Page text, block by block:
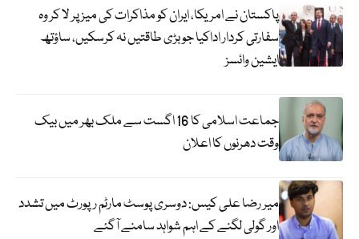
پاکستان نے امریکا، ایران کو مذاکرات کی میز پر لا کر وہ
سفارتی کردار اداکیا جو بڑی طاقتیں نہ کرسکیں، ساؤتھ
ایشین وائسز
جماعت اسلامی کا 16 اگست سے ملک بھر میں بیک
وقت دھرنوں کا اعلان
میر رضا علی کیس: دوسری پوسٹ مارٹم رپورٹ میں تشدد
اور گولی لگنے کے اہم شواہد سامنے آگئے